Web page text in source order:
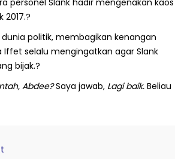
personel Slank hadir mengenakan kaos
politik, membagikan kenangan
selalu mengingatkan agar Slank
bijak.?
Abdee?Saya jawab, Lagi baik.Beliau